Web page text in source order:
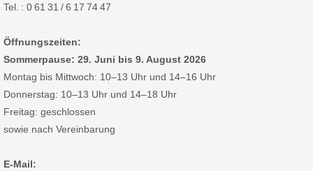
Tel. : 0 61 31 / 6 17 74 47
Öffnungszeiten:
Sommerpause: 29. Juni bis 9. August 2026
Montag bis Mittwoch: 10–13 Uhr und 14–16 Uhr
Donnerstag: 10–13 Uhr und 14–18 Uhr
Freitag: geschlossen
sowie nach Vereinbarung
E-Mail: